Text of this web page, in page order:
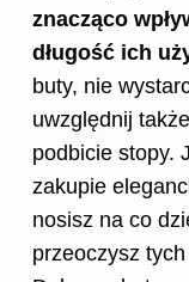
znacząco
długość ich
buty, nie
uwzględnij
podbicie stopy.
zakupie
nosisz na co
przeoczysz